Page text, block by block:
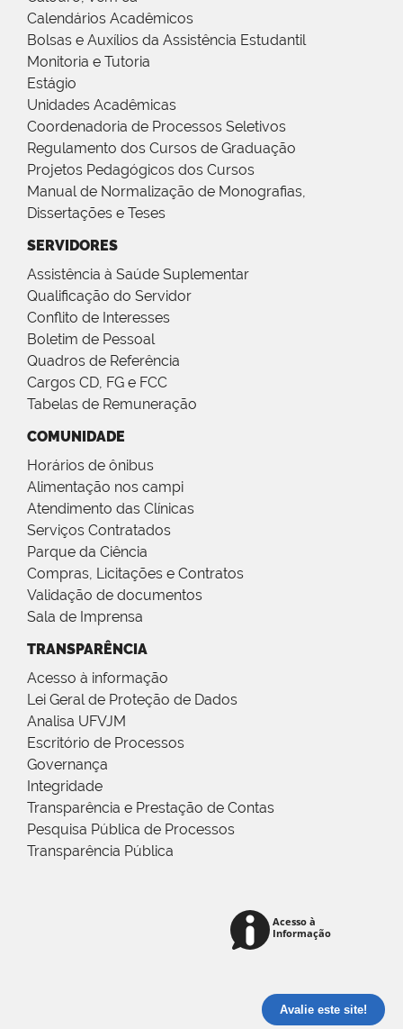
Calendários Acadêmicos
Bolsas e Auxílios da Assistência Estudantil
Monitoria e Tutoria
Estágio
Unidades Acadêmicas
Coordenadoria de Processos Seletivos
Regulamento dos Cursos de Graduação
Projetos Pedagógicos dos Cursos
Manual de Normalização de Monografias,
Dissertações e Teses
SERVIDORES
Assistência à Saúde Suplementar
Qualificação do Servidor
Conflito de Interesses
Boletim de Pessoal
Quadros de Referência
Cargos CD, FG e FCC
Tabelas de Remuneração
COMUNIDADE
Horários de ônibus
Alimentação nos campi
Atendimento das Clínicas
Serviços Contratados
Parque da Ciência
Compras, Licitações e Contratos
Validação de documentos
Sala de Imprensa
TRANSPARÊNCIA
Acesso à informação
Lei Geral de Proteção de Dados
Analisa UFVJM
Escritório de Processos
Governança
Integridade
Transparência e Prestação de Contas
Pesquisa Pública de Processos
Transparência Pública
Avalie este site!